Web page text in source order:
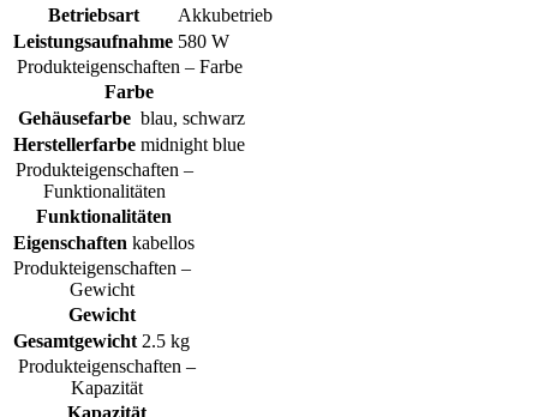
Betriebsart
Akkubetrieb
Leistungsaufnahme 580 W
Produkteigenschaften – Farbe
Farbe
Gehäusefarbe blau, schwarz
Herstellerfarbe midnight blue
Produkteigenschaften –
Funktionalitäten
Funktionalitäten
Eigenschaften kabellos
Produkteigenschaften –
Gewicht
Gewicht
Gesamtgewicht 2.5 kg
Produkteigenschaften –
Kapazität
Kapazität